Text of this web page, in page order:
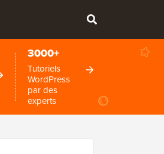
3000+
Tutoriels
WordPress
par des
experts